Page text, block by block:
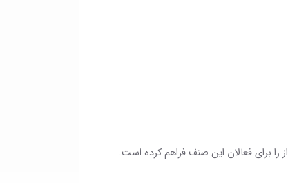
برای فعالان این صنف فراهم کرده است.